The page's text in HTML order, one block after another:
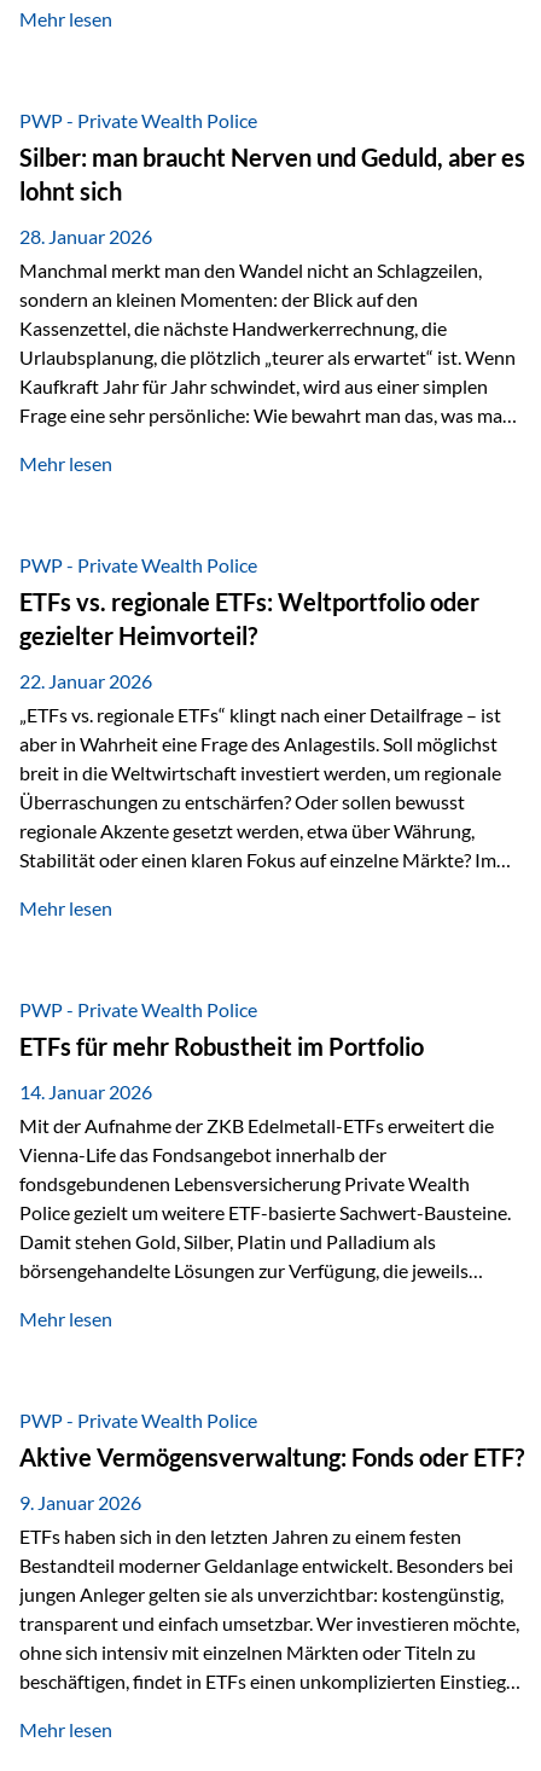
starken Anstiegen. Diese verändern jedoch nicht die
von geopolitischen Spannungen, einer stark ausgeweiteten
Geldmenge sowie strukturellen Verschiebungen an den
Kapitalmärkten geprägt ist, bleibt Gold ein bewährter Anker.
Nicht, weil…
Mehr lesen
PWP - Private Wealth Police
Silber: man braucht Nerven und Geduld, aber es
lohnt sich
28. Januar 2026
Manchmal merkt man den Wandel nicht an Schlagzeilen,
sondern an kleinen Momenten: der Blick auf den
Kassenzettel, die nächste Handwerkerrechnung, die
Urlaubsplanung, die plötzlich „teurer als erwartet“ ist. Wenn
Kaufkraft Jahr für Jahr schwindet, wird aus einer simplen
Frage eine sehr persönliche: Wie bewahrt man das, was man
Sachwerten mit einer Investition in Sachwerte zu
gerade dann, wenn Märkte nervös werden,…
Mehr lesen
PWP - Private Wealth Police
ETFs vs. regionale ETFs: Weltportfolio oder
gezielter Heimvorteil?
22. Januar 2026
„ETFs vs. regionale ETFs“ klingt nach einer Detailfrage – ist
aber in Wahrheit eine Frage des Anlagestils. Soll möglichst
breit in die Weltwirtschaft investiert werden, um regionale
Überraschungen zu entschärfen? Oder sollen bewusst
regionale Akzente gesetzt werden, etwa über Währung,
Stabilität oder einen klaren Fokus auf einzelne Märkte? Im
Wealth Police der Vienna-Life lassen sich beide Ansätze
Risikostreuung, Inflationsrobustheit und Stabilisierung. 1)
Die Philosophiefrage: breit oder bewusst? Global investieren
bedeutet: Das Portfolio bildet die Weltmärkte möglichst
breit ab, ohne die…
Mehr lesen
PWP - Private Wealth Police
ETFs für mehr Robustheit im Portfolio
14. Januar 2026
Mit der Aufnahme der ZKB Edelmetall-ETFs erweitert die
Vienna-Life das Fondsangebot innerhalb der
fondsgebundenen Lebensversicherung Private Wealth
Police gezielt um weitere ETF-basierte Sachwert-Bausteine.
Damit stehen Gold, Silber, Platin und Palladium als
börsengehandelte Lösungen zur Verfügung, die jeweils
dabei nicht auf einzelnen Marktmeinungen, sondern auf
Inflationsrobustheit und Stabilisierung – eingebettet in eine
liechtensteinische Versicherungsstruktur. Die
Sicherheitsarchitektur: Liechtenstein als Strukturprinzip Die
Private Wealth Police positioniert sich mit einer dreistufigen
Sicherheitsarchitektur, die auf mehreren Ebenen ansetzt:
Stufe 1: Versicherer-Ebene • Versicherung mit…
Mehr lesen
PWP - Private Wealth Police
Aktive Vermögensverwaltung: Fonds oder ETF?
9. Januar 2026
ETFs haben sich in den letzten Jahren zu einem festen
Bestandteil moderner Geldanlage entwickelt. Besonders bei
jungen Anleger gelten sie als unverzichtbar: kostengünstig,
transparent und einfach umsetzbar. Wer investieren möchte,
ohne sich intensiv mit einzelnen Märkten oder Titeln zu
beschäftigen, findet in ETFs einen unkomplizierten Einstieg
werden häufig kritisch betrachtet. Sie gelten als teurer,
Mehr lesen